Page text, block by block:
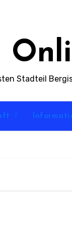
Stadteil